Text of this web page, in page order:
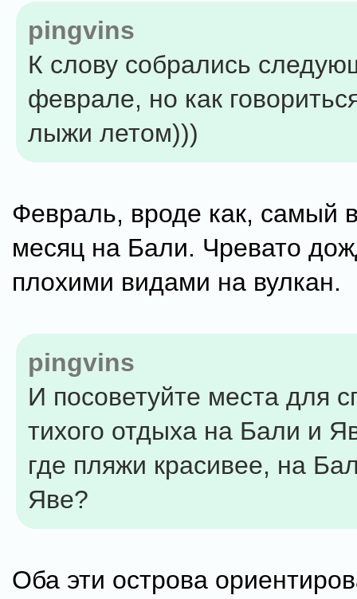
pingvins
К слову собрались
феврале, но как
лыжи летом)))
Февраль, вроде как, самый
месяц на Бали. Чревато
плохими видами на вулкан.
pingvins
И посоветуйте места для
тиxого отдыxа на Бали и
где пляжи красивее, на
Яве?
Оба эти острова